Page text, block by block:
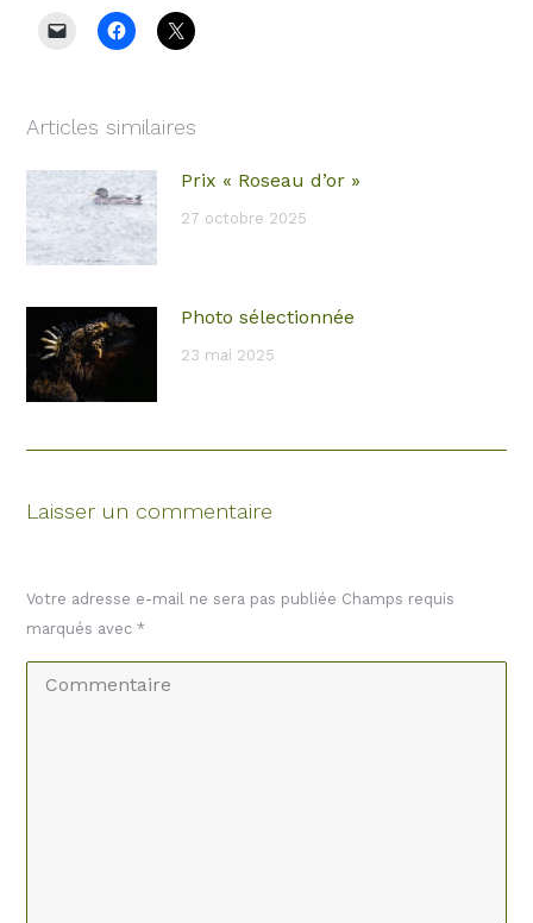
Articles similaires
Prix « Roseau d’or »
27 octobre 2025
Photo sélectionnée
23 mai 2025
Laisser un commentaire
Votre adresse e-mail ne sera pas publiée Champs requis
marqués avec*
Commentaire